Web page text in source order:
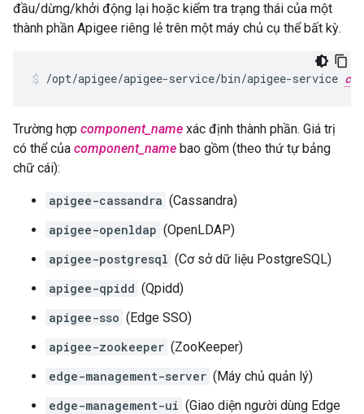
đầu/dừng/khởi động lại hoặc kiểm tra trạng thái của một
thành phần Apigee riêng lẻ trên một máy chủ cụ thể bất kỳ.
/opt/apigee/apigee-service/bin/apigee-service
Trường hợp component_name xác định thành phần. Giá trị
có thể của component_name bao gồm (theo thứ tự bảng
chữ cái):
apigee-cassandra (Cassandra)
apigee-openldap (OpenLDAP)
apigee-postgresql (Cơ sở dữ liệu PostgreSQL)
apigee-qpidd (Qpidd)
apigee-sso (Edge SSO)
apigee-zookeeper (ZooKeeper)
edge-management-server (Máy chủ quản lý)
edge-management-ui (Giao diện người dùng Edge